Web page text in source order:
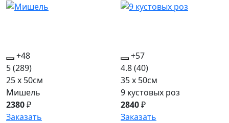
+48
5(289)
25 x 50см
Мишель
2380₽
Заказать
+57
4.8(40)
35 x 50см
9 кустовых роз
2840₽
Заказать